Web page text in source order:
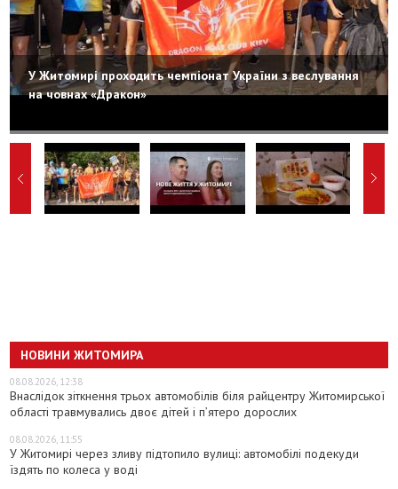
У Житомирі проходить чемпіонат України з веслування
на човнах «Дракон»
НОВИНИ ЖИТОМИРА
08.08.2026, 12:38
Внаслідок зіткнення трьох автомобілів біля райцентру Житомирської
області травмувались двоє дітей і пʼятеро дорослих
08.08.2026, 11:55
У Житомирі через зливу підтопило вулиці: автомобілі подекуди
їздять по колеса у воді